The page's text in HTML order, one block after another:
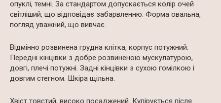
опуклі, темні. За стандартом допускається колір очей
світліший, що відповідає забарвленню. Форма овальна,
погляд уважний, що вивчає.
Відмінно розвинена грудна клітка, корпус потужний.
Передні кінцівки з добре розвиненою мускулатурою,
довгі, плечі потужні. Задні кінцівки з сухою гомілкою і
довгим стегном. Шкіра щільна.
Хвіст товстий, високо посаджений. Купірується після